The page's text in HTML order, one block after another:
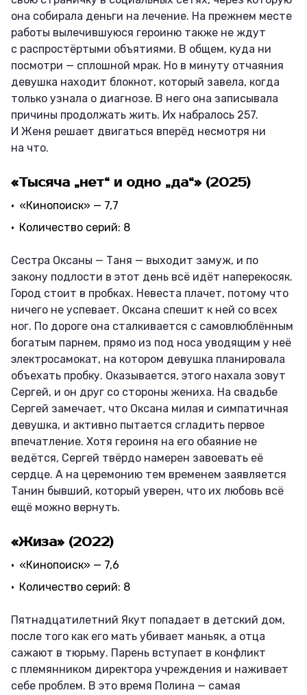
она собирала деньги на лечение. На прежнем месте
работы вылечившуюся героиню также не ждут
с распростёртыми объятиями. В общем, куда ни
посмотри — сплошной мрак. Но в минуту отчаяния
девушка находит блокнот, который завела, когда
только узнала о диагнозе. В него она записывала
причины продолжать жить. Их набралось 257.
И Женя решает двигаться вперёд несмотря ни
на что.
«Тысяча „нет“ и одно „да“» (2025)
«Кинопоиск» — 7,7
Количество серий: 8
Сестра Оксаны — Таня — выходит замуж, и по
закону подлости в этот день всё идёт наперекосяк.
Город стоит в пробках. Невеста плачет, потому что
ничего не успевает. Оксана спешит к ней со всех
ног. По дороге она сталкивается с самовлюблённым
богатым парнем, прямо из под носа уводящим у неё
электросамокат, на котором девушка планировала
объехать пробку. Оказывается, этого нахала зовут
Сергей, и он друг со стороны жениха. На свадьбе
Сергей замечает, что Оксана милая и симпатичная
девушка, и активно пытается сгладить первое
впечатление. Хотя героиня на его обаяние не
ведётся, Сергей твёрдо намерен завоевать её
сердце. А на церемонию тем временем заявляется
Танин бывший, который уверен, что их любовь всё
ещё можно вернуть.
«Жиза» (2022)
«Кинопоиск» — 7,6
Количество серий: 8
Пятнадцатилетний Якут попадает в детский дом,
после того как его мать убивает маньяк, а отца
сажают в тюрьму. Парень вступает в конфликт
с племянником директора учреждения и наживает
себе проблем. В это время Полина — самая